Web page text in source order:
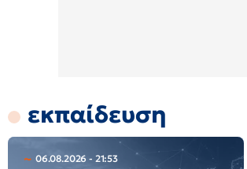
εκπαίδευση
06.08.2026 - 21:53